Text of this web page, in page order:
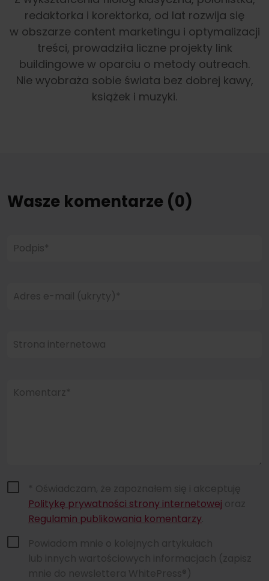
redaktorka i korektorka, od lat rozwija się
w obszarze content marketingu i optymalizacji
treści, prowadziła liczne projekty link
buildingowe w oparciu o metody outreach.
Nie wyobraża sobie świata bez dobrej kawy,
książek i muzyki.
Wasze komentarze (0)
Podpis*
Adres e-mail (ukryty)*
Strona internetowa
Komentarz*
* Oświadczam, że zapoznałem się i akceptuję
Politykę prywatności strony internetowej oraz
Regulamin publikowania komentarzy
Powiadom mnie o kolejnych artykułach
lub innych wartościowych informacjach (zapisz
mnie do newslettera WhitePress®)